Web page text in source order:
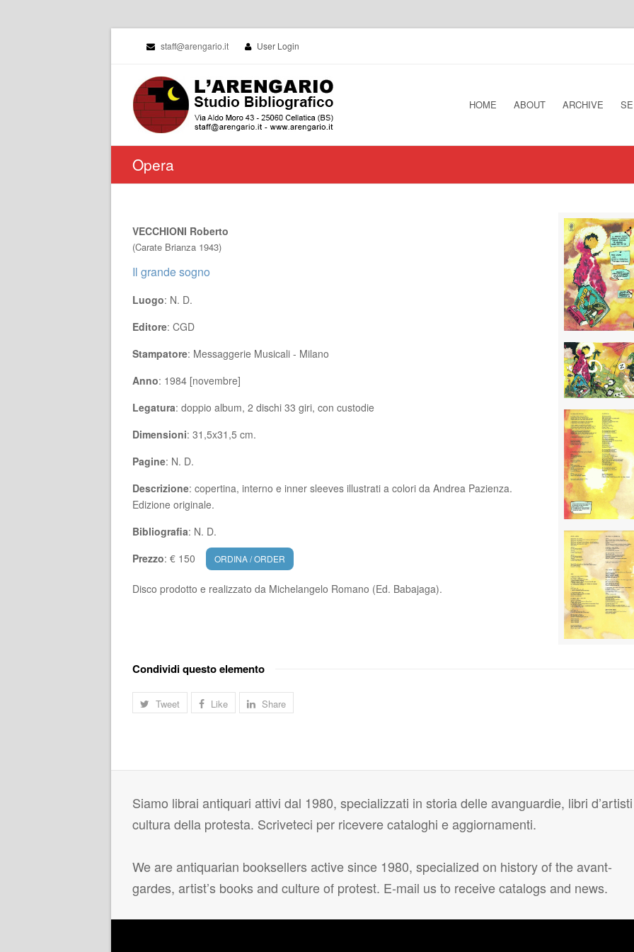
staff@arengario.it User Login
HOME ABOUT ARCHIVE
Opera
VECCHIONI Roberto
(Carate Brianza 1943)
Il grande sogno
Luogo: N. D.
Editore: CGD
Stampatore: Messaggerie Musicali - Milano
Anno: 1984 [novembre]
Legatura: doppio album, 2 dischi 33 giri, con custodie
Dimensioni: 31,5x31,5 cm.
Pagine: N. D.
Descrizione: copertina, interno e inner sleeves illustrati a colori da Andrea Pazienza.
Edizione originale.
Bibliografia: N. D.
Prezzo: € 150 ORDINA / ORDER
Disco prodotto e realizzato da Michelangelo Romano (Ed. Babajaga).
Condividi questo elemento
Tweet Like Share
Siamo librai antiquari attivi dal 1980, specializzati in storia delle avanguardie, libri
cultura della protesta. Scriveteci per ricevere cataloghi e aggiornamenti.
We are antiquarian booksellers active since 1980, specialized on history of the avant-
gardes, artist’s books and culture of protest. E-mail us to receive catalogs and news.